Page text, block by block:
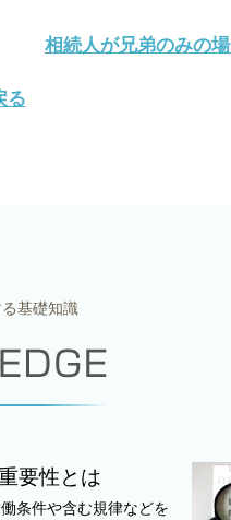
相続人が兄弟のみの
る
基礎知識
要性とは
条件や含む規律などを